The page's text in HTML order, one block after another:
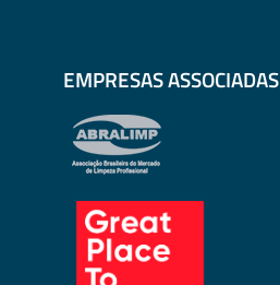
EMPRESAS ASSOCIADAS